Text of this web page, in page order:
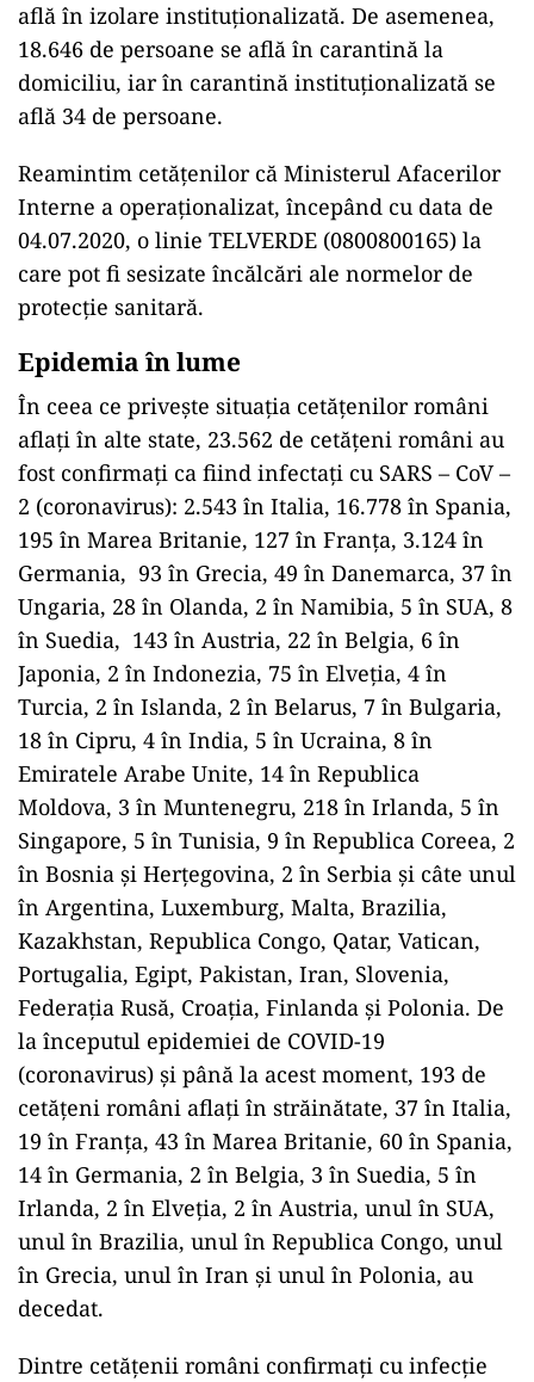
află în izolare instituționalizată. De asemenea,
18.646 de persoane se află în carantină la
domiciliu, iar în carantină instituționalizată se
află 34 de persoane.
Reamintim cetățenilor că Ministerul Afacerilor
Interne a operaționalizat, începând cu data de
04.07.2020, o linie TELVERDE (0800800165) la
care pot fi sesizate încălcări ale normelor de
protecție sanitară.
Epidemia în lume
În ceea ce privește situația cetățenilor români
aflați în alte state, 23.562 de cetățeni români au
fost confirmați ca fiind infectați cu SARS – CoV –
2 (coronavirus): 2.543 în Italia, 16.778 în Spania,
195 în Marea Britanie, 127 în Franța, 3.124 în
Germania, 93 în Grecia, 49 în Danemarca, 37 în
Ungaria, 28 în Olanda, 2 în Namibia, 5 în SUA, 8
în Suedia, 143 în Austria, 22 în Belgia, 6 în
Japonia, 2 în Indonezia, 75 în Elveția, 4 în
Turcia, 2 în Islanda, 2 în Belarus, 7 în Bulgaria,
18 în Cipru, 4 în India, 5 în Ucraina, 8 în
Emiratele Arabe Unite, 14 în Republica
Moldova, 3 în Muntenegru, 218 în Irlanda, 5 în
Singapore, 5 în Tunisia, 9 în Republica Coreea, 2
în Bosnia și Herțegovina, 2 în Serbia și câte unul
în Argentina, Luxemburg, Malta, Brazilia,
Kazakhstan, Republica Congo, Qatar, Vatican,
Portugalia, Egipt, Pakistan, Iran, Slovenia,
Federația Rusă, Croația, Finlanda și Polonia. De
la începutul epidemiei de COVID-19
(coronavirus) și până la acest moment, 193 de
cetățeni români aflați în străinătate, 37 în Italia,
19 în Franța, 43 în Marea Britanie, 60 în Spania,
14 în Germania, 2 în Belgia, 3 în Suedia, 5 în
Irlanda, 2 în Elveția, 2 în Austria, unul în SUA,
unul în Brazilia, unul în Republica Congo, unul
în Grecia, unul în Iran și unul în Polonia, au
decedat.
Dintre cetățenii români confirmați cu infecție